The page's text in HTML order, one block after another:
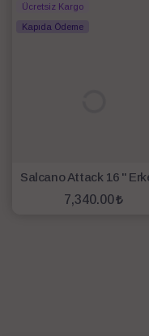
Ücretsiz Kargo
Kapıda Ödeme
7,340.00